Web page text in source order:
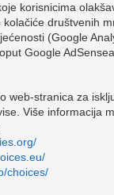
korisnicima
društvenih
(Google
Google
web-stranica za
Više informacija
choices/